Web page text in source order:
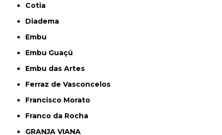
Cotia
Diadema
Embu
Embu Guaçú
Embu das Artes
Ferraz de Vasconcelos
Francisco Morato
Franco da Rocha
GRANJA VIANA